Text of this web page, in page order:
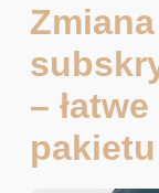
–
pakietu